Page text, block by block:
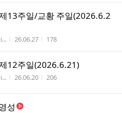
13주일/교황 주일(2026.6.2
작성시간
26.06.27 조회수
178
12주일(2026.6.21)
작성시간
26.06.20 조회수
206
성